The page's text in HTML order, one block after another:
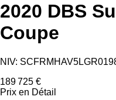
2020 DBS
Coupe
NIV:
189 725 €
Prix ​​en Détail